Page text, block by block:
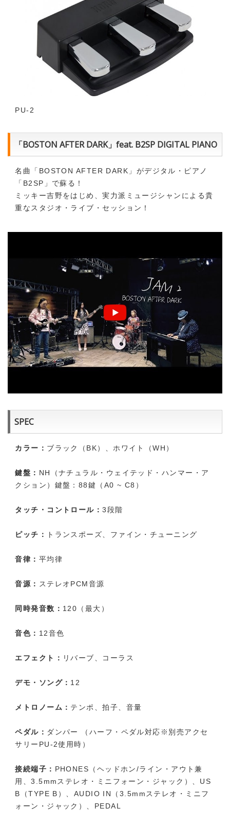
PU-2
「BOSTON AFTER DARK」feat. B2SP DIGITAL PIANO
名曲「BOSTON AFTER DARK」がデジタル・ピアノ
「B2SP」で蘇る！
ミッキー吉野をはじめ、実力派ミュージシャンによる貴
重なスタジオ・ライブ・セッション！
SPEC
カラー： ブラック（BK）、ホワイト（WH）
鍵盤： NH（ナチュラル・ウェイテッド・ハンマー・ア
クション）鍵盤：88鍵（A0 ~ C8）
タッチ・コントロール：3段階
ピッチ： トランスポーズ、ファイン・チューニング
音律： 平均律
音源： ステレオPCM音源
同時発音数： 120（最大）
音色： 12音色
エフェクト： リバーブ、コーラス
デモ・ソング： 12
メトロノーム： テンポ、拍子、音量
ペダル： ダンパー （ハーフ・ペダル対応※別売アクセ
サリーPU-2使用時）
接続端子： PHONES（ヘッドホン/ライン・アウト兼
用、3.5mmステレオ・ミニフォーン・ジャック）、US
B（TYPE B）、AUDIO IN（3.5mmステレオ・ミニフ
ォーン・ジャック）、PEDAL